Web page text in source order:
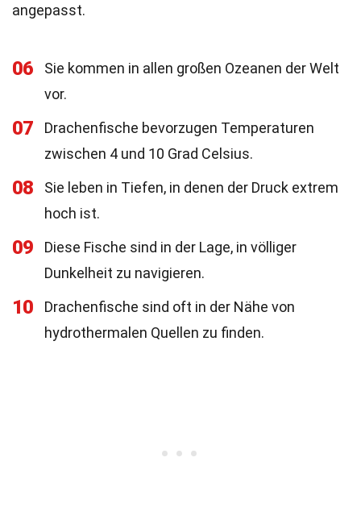
angepasst.
06
Sie kommen in allen großen Ozeanen der Welt
vor.
07
Drachenfische bevorzugen Temperaturen
zwischen 4 und 10 Grad Celsius.
08
Sie leben in Tiefen, in denen der Druck extrem
hoch ist.
09
Diese Fische sind in der Lage, in völliger
Dunkelheit zu navigieren.
10
Drachenfische sind oft in der Nähe von
hydrothermalen Quellen zu finden.